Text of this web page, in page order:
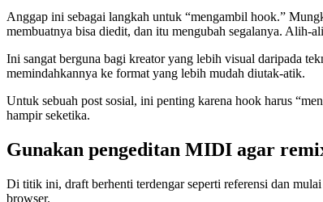
Anggap ini sebagai langkah untuk “mengambil hook.”
membuatnya bisa diedit, dan itu mengubah segalanya. Alih-
Ini sangat berguna bagi kreator yang lebih visual daripada
memindahkannya ke format yang lebih mudah diutak-atik.
Untuk sebuah post sosial, ini penting karena hook harus
hampir seketika.
Gunakan pengeditan MIDI agar
Di titik ini, draft berhenti terdengar seperti referensi dan
browser.